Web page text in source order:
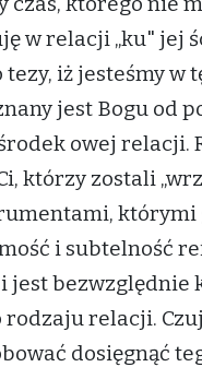
w relacji „ku" jej
tezy, iż jesteśmy w
jest Bogu od
owej relacji.
którzy zostali
którymi
i subtelność
bezwzględnie
relacji.
dosięgnąć